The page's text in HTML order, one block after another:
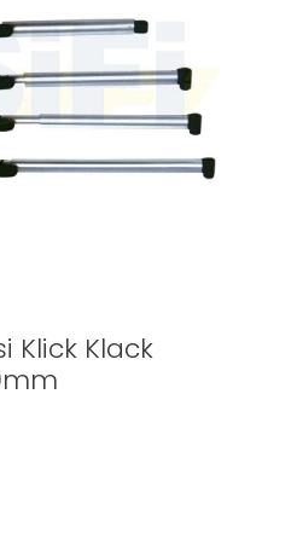
Klick Klack